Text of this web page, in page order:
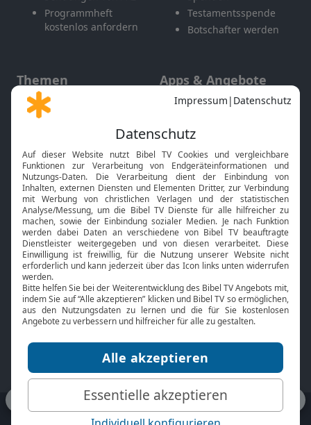
Programmheft
kostenlos anfordern
Testamentsspende
Botschafter werden
Themen
Gott und Bibel erklärt
Neuigkeiten
Apps & Angebote
Mobile App
Smart TV
HbbTV
Bibelthek Online-Bibel
Nächster Gottesdienst
Bibel TV
Über uns
Jobs
Mediadaten
Service
Kontakt
TV-Empfang
bibeltv.de: Impressum
Datenschutz